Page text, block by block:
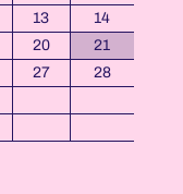
13
14
20
21
27
28